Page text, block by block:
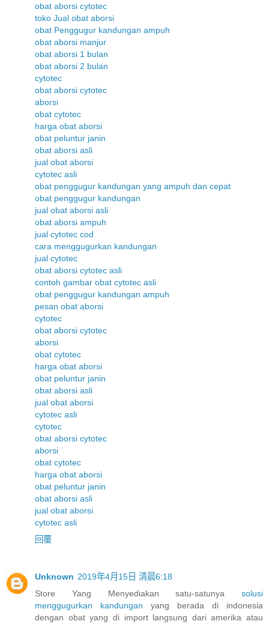
obat aborsi cytotec
toko Jual obat aborsi
obat Penggugur kandungan ampuh
obat aborsi manjur
obat aborsi 1 bulan
obat aborsi 2 bulan
cytotec
obat aborsi cytotec
aborsi
obat cytotec
harga obat aborsi
obat peluntur janin
obat aborsi asli
jual obat aborsi
cytotec asli
obat penggugur kandungan yang ampuh dan cepat
obat penggugur kandungan
jual obat aborsi asli
obat aborsi ampuh
jual cytotec cod
cara menggugurkan kandungan
jual cytotec
obat aborsi cytotec asli
contoh gambar obat cytotec asli
obat penggugur kandungan ampuh
pesan obat aborsi
cytotec
obat aborsi cytotec
aborsi
obat cytotec
harga obat aborsi
obat peluntur janin
obat aborsi asli
jual obat aborsi
cytotec asli
cytotec
obat aborsi cytotec
aborsi
obat cytotec
harga obat aborsi
obat peluntur janin
obat aborsi asli
jual obat aborsi
cytotec asli
回覆
Unknown 2019年4月15日 清晨6:18
Store Yang Menyediakan satu-satunya solusi
menggugurkan kandungan yang berada di indonesia
dengan obat yang di import langsung dari amerika atau